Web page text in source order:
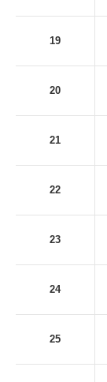
19
20
21
22
23
24
25